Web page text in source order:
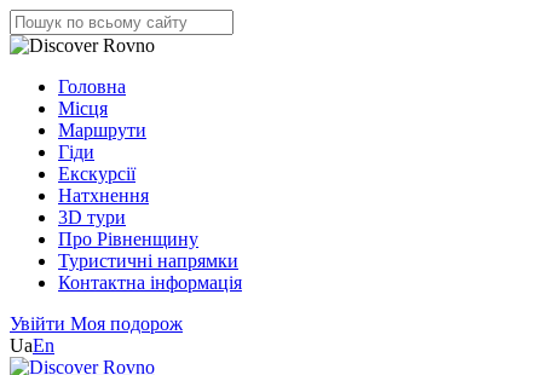
Головна
Місця
Маршрути
Гіди
Екскурсії
Натхнення
3D тури
Про Рівненщину
Туристичні напрямки
Контактна інформація
Увійти Моя подорож
UaEn